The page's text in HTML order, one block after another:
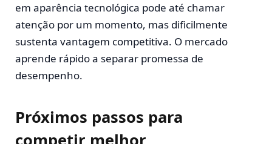
em aparência tecnológica pode até chamar
atenção por um momento, mas dificilmente
sustenta vantagem competitiva. O mercado
aprende rápido a separar promessa de
desempenho.
Próximos passos para
competir melhor